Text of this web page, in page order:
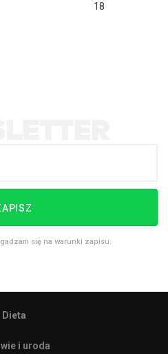
18
się na warunki zapisu.
Dieta
i uroda